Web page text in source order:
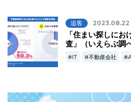
追客 2023.08.22
「住まい探しに
査」（いえらぶ調
IT 不動産会社